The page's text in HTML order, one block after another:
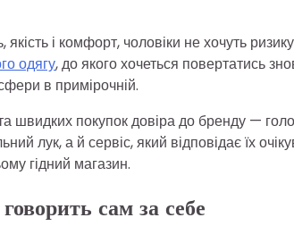
і комфорт, чоловіки не хочуть
одягу, до якого хочеться повертатись
в примірочній.
швидких покупок довіра до бренду —
лук, а й сервіс, який відповідає їх
гідний магазин.
сам за себе